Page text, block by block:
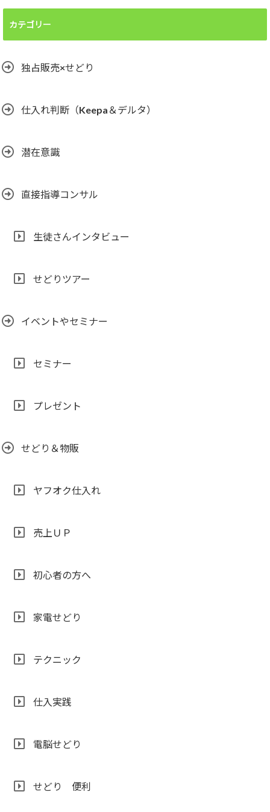
カテゴリー
独占販売×せどり
仕入れ判断（Keepa＆デルタ）
潜在意識
直接指導コンサル
生徒さんインタビュー
せどりツアー
イベントやセミナー
セミナー
プレゼント
せどり＆物販
ヤフオク仕入れ
売上ＵＰ
初心者の方へ
家電せどり
テクニック
仕入実践
電脳せどり
せどり 便利